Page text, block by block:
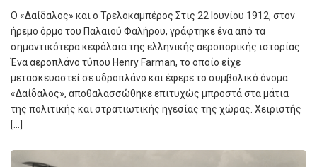
Ο «Δαίδαλος» και ο Τρελοκαμπέρος Στις 22 Ιουνίου 1912, στον
ήρεμο όρμο του Παλαιού Φαλήρου, γράφτηκε ένα από τα
σημαντικότερα κεφάλαια της ελληνικής αεροπορικής ιστορίας.
Ένα αεροπλάνο τύπου Henry Farman, το οποίο είχε
μετασκευαστεί σε υδροπλάνο και έφερε το συμβολικό όνομα
«Δαίδαλος», αποθαλασσώθηκε επιτυχώς μπροστά στα μάτια
της πολιτικής και στρατιωτικής ηγεσίας της χώρας. Χειριστής
[…]